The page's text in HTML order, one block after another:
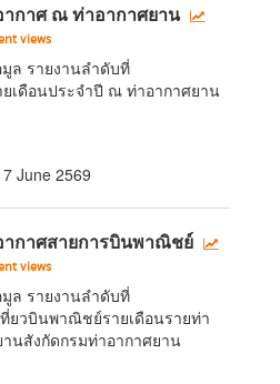
กาศ ณ ท่าอากาศยาน
views
มูล รายงานลำดับที่
เดือนประจำปี ณ ท่าอากาศยาน
June 2569
กาศสายการบินพาณิชย์
views
มูล รายงานลำดับที่
ยวบินพาณิชย์รายเดือนรายท่า
นสังกัดกรมท่าอากาศยาน